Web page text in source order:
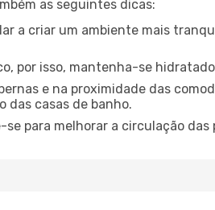
as seguintes dicas:
a criar um ambiente mais
por isso, mantenha-se
e na proximidade das
das casas de banho.
para melhorar a circulação das